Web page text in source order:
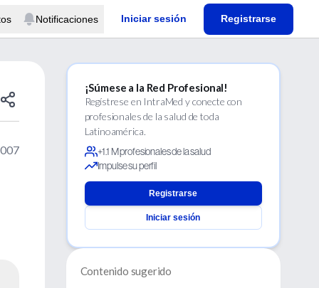
Notificaciones Iniciar sesión Registrarse
¡Súmese a la Red Profesional!
Regístrese en IntraMed y conecte con
profesionales de la salud de toda
Latinoamérica.
+1.1 M profesionales de la salud
Impulse su perfil
Registrarse
Iniciar sesión
Contenido sugerido